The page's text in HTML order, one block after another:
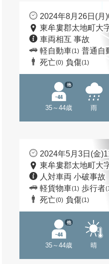
2024年8月26日(月
東牟婁郡太地町大
車両相互 事故
軽自動車(1) 普通自
死亡(0) 負傷(1)
35～44歳
他
雨
2024年5月3日(金
東牟婁郡太地町大
人対車両 小破事故
軽貨物車(1) 歩行者
死亡(0) 負傷(1)
35～44歳
他
晴